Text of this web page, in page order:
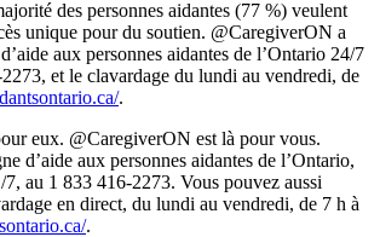
des personnes aidantes (77 %) veulent
unique pour du soutien. @CaregiverON a
aux personnes aidantes de l’Ontario 24/7
et le clavardage du lundi au vendredi, de
.
eux. @CaregiverON est là pour vous.
d’aide aux personnes aidantes de l’Ontario,
7, au 1 833 416-2273. Vous pouvez aussi
en direct, du lundi au vendredi, de 7 h à
.